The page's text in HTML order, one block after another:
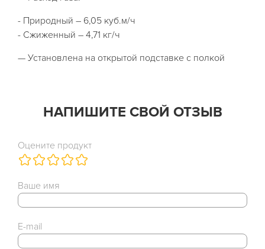
- Природный – 6,05 куб.м/ч
- Сжиженный – 4,71 кг/ч
— Установлена на открытой подставке с полкой
НАПИШИТЕ СВОЙ ОТЗЫВ
Оцените продукт
Ваше имя
E-mail